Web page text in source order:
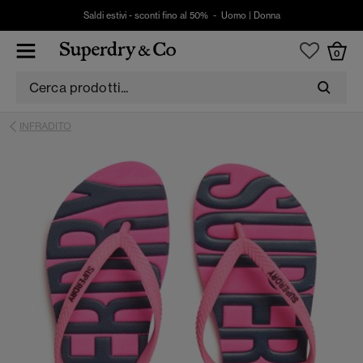
Saldi estivi - sconti fino al 50% - Uomo Donna
0
INFRADITO